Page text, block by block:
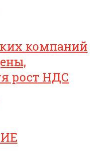
компаний
рост НДС